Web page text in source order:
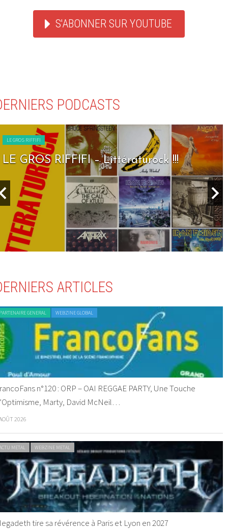
S'ABONNER SUR YOUTUBE
PODCASTS
LE GROS RIFFIFI
LE GROS RIFFIFI – Seven Days To Rock !!!
ARTICLES
GENERAL WEBZINE GLOBAL
n°120 : ORP – OAI REGGAE PARTY, Une Touche
Marty, David McNeil…
2026
METAL WEBZINE METAL
tire sa révérence à Paris et Lyon en 2027